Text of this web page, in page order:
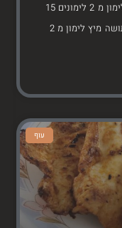
חומרים לרוטב לימון: 110 גר' סוכר גרידת לימון מ 2 לימונים 15
מיץ לימון מ 2
עוף